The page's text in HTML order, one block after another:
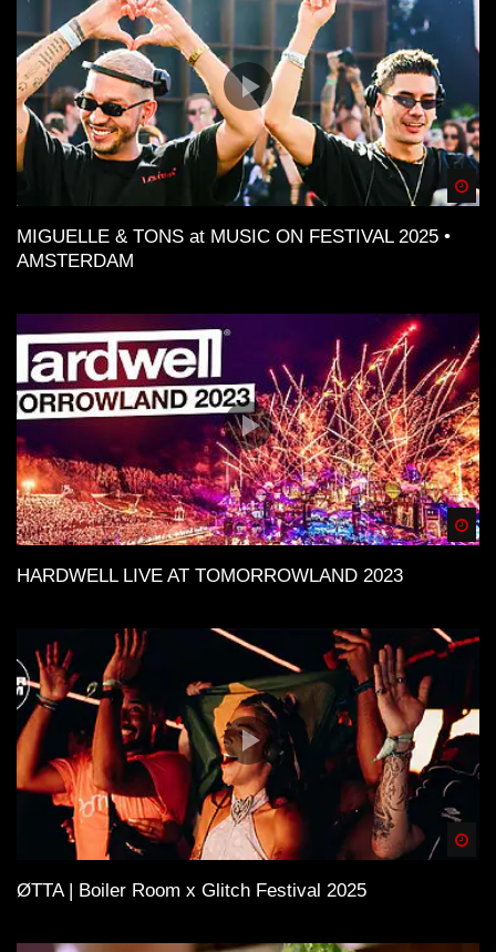
MIGUELLE & TONS at MUSIC ON FESTIVAL 2025 •
AMSTERDAM
HARDWELL LIVE AT TOMORROWLAND 2023
ØTTA | Boiler Room x Glitch Festival 2025